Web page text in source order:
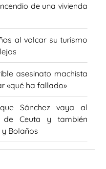
de una vivienda
al volcar su turismo
asesinato machista
«qué ha fallado»
Sánchez vaya al
Ceuta y también
Bolaños